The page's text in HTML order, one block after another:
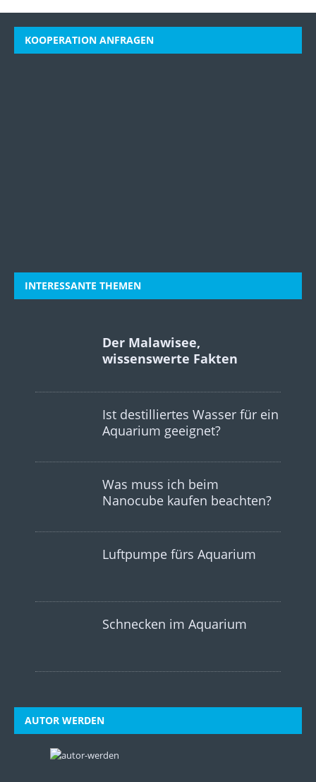
KOOPERATION ANFRAGEN
INTERESSANTE THEMEN
Der Malawisee,
wissenswerte Fakten
Ist destilliertes Wasser für ein
Aquarium geeignet?
Was muss ich beim
Nanocube kaufen beachten?
Luftpumpe fürs Aquarium
Schnecken im Aquarium
AUTOR WERDEN